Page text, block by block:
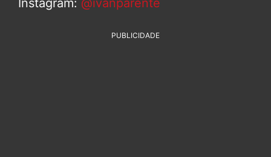
Instagram: @ivanparente
PUBLICIDADE